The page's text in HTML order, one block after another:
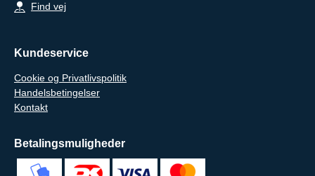
Find vej
Kundeservice
Cookie og Privatlivspolitik
Handelsbetingelser
Kontakt
Betalingsmuligheder